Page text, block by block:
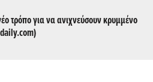
τρόπο για να ανιχνεύσουν κρυμμένο